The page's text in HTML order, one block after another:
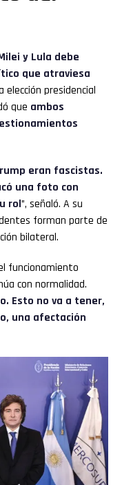
y Lula debe
que atraviesa
elección presidencial
que ambos
eran fascistas.
una foto con
rol”, señaló. A su
forman parte de
bilateral.
funcionamiento
con normalidad.
Esto no va a tener,
una afectación